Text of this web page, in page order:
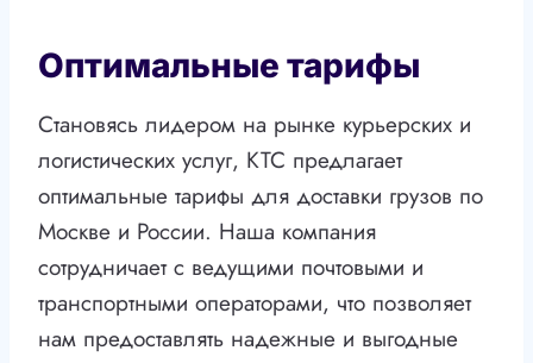
Оптимальные тарифы
Становясь лидером на рынке курьерских и
логистических услуг, КТС предлагает
оптимальные тарифы для доставки грузов по
Москве и России. Наша компания
сотрудничает с ведущими почтовыми и
транспортными операторами, что позволяет
нам предоставлять надежные и выгодные